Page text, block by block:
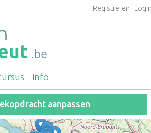
Registreren
info
aanpassen